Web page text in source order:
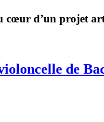
d’un projet
de